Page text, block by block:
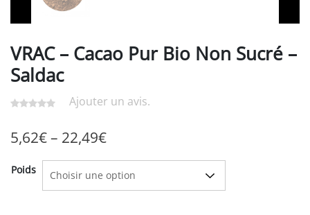
VRAC – Cacao Pur Bio Non Sucré –
Saldac
Ajouter un avis.
5,62€– 22,49€
Poids